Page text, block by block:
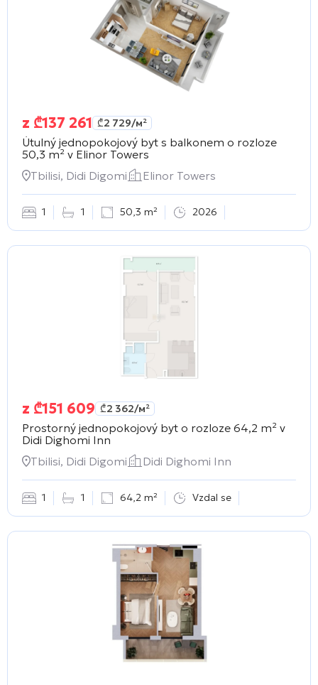
z ₾137 261 ₾2 729/м²
Útulný jednopokojový byt s balkonem o rozloze
50,3 m² v Elinor Towers
Tbilisi, Didi Digomi
Elinor Towers
1 1 50,3 m² 2026
z ₾151 609 ₾2 362/м²
Prostorný jednopokojový byt o rozloze 64,2 m² v
Didi Dighomi Inn
Tbilisi, Didi Digomi
Didi Dighomi Inn
1 1 64,2 m² Vzdal se